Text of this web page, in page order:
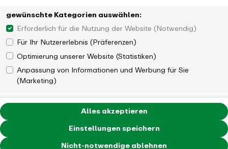
gewünschte Kategorien auswählen:
Erforderlich für die Nutzung der Website (Notwendig)
Für Ihr Nutzererlebnis (Präferenzen)
Optimierung unserer Website (Statistiken)
Anpassung von Informationen und Werbung für Sie
(Marketing)
Einstellungen speichern
Nicht-notwendige ablehnen
Alles akzeptieren